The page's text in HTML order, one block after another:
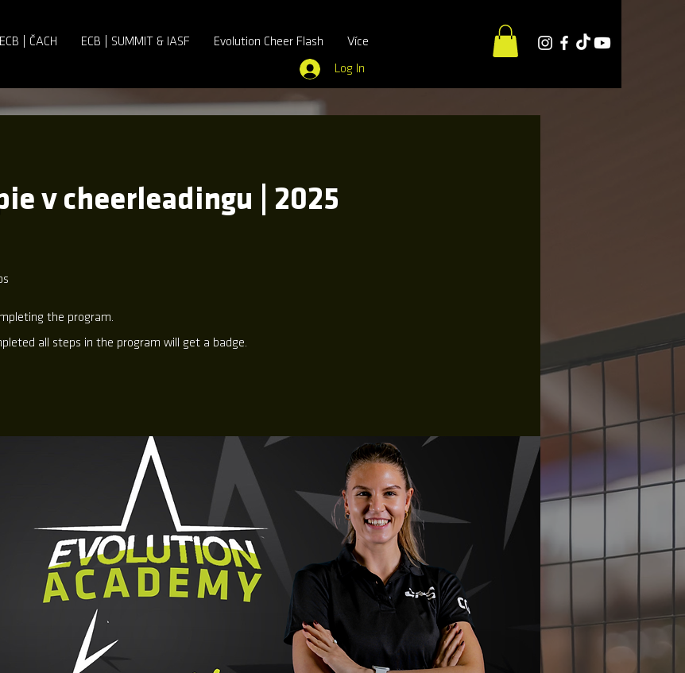
ECB | ČACH ECB | SUMMIT & IASF Evolution Cheer Flash Více
Log In
v cheerleadingu | 2025
the program.
all steps in the program will get a badge.